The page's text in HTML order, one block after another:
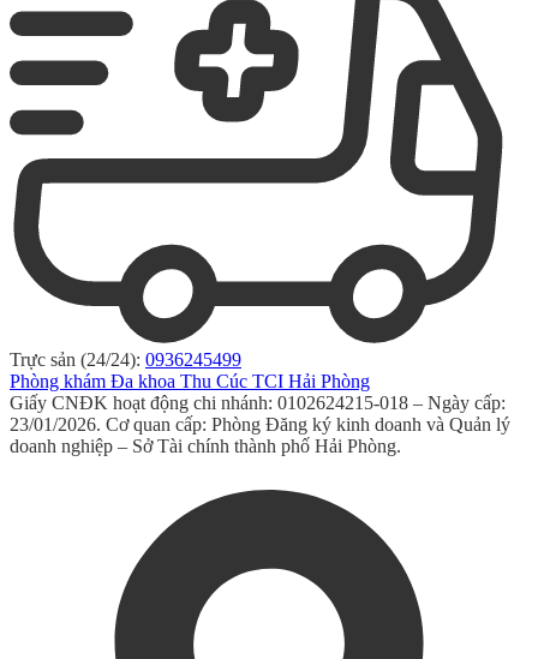
Trực sản (24/24): 0936245499
Phòng khám Đa khoa Thu Cúc TCI Hải Phòng
Giấy CNĐK hoạt động chi nhánh: 0102624215-018 – Ngày cấp:
23/01/2026. Cơ quan cấp: Phòng Đăng ký kinh doanh và Quản lý
doanh nghiệp – Sở Tài chính thành phố Hải Phòng.